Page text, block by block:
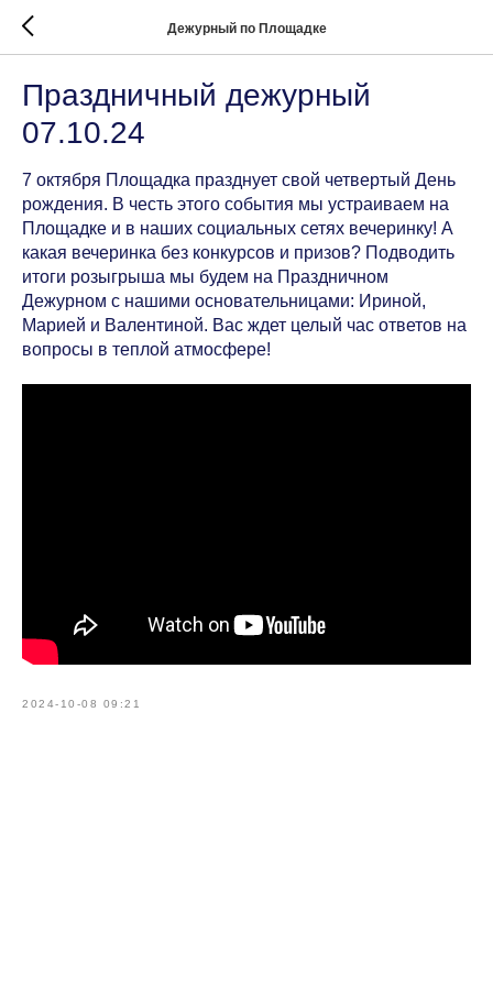
Дежурный по Площадке
Праздничный дежурный
07.10.24
7 октября Площадка празднует свой четвертый День
рождения. В честь этого события мы устраиваем на
Площадке и в наших социальных сетях вечеринку! А
какая вечеринка без конкурсов и призов? Подводить
итоги розыгрыша мы будем на Праздничном
Дежурном с нашими основательницами: Ириной,
Марией и Валентиной. Вас ждет целый час ответов на
вопросы в теплой атмосфере!
2024-10-08 09:21